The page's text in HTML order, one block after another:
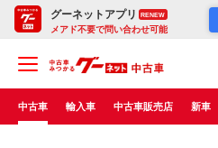
グーネットアプリ RENEW
メアド不要で問い合わせ可能
中古車 輸入車 中古車販売店 新車